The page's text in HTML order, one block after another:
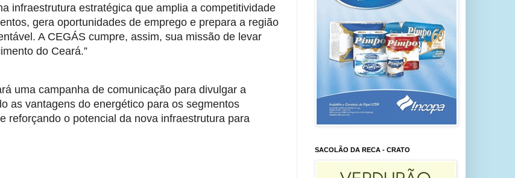
infraestrutura estratégica que amplia a competitividade
gera oportunidades de emprego e prepara a região
A CEGÁS cumpre, assim, sua missão de levar
do Ceará.”
uma campanha de comunicação para divulgar a
as vantagens do energético para os segmentos
reforçando o potencial da nova infraestrutura para
SACOLÃO DA RECA - CRATO